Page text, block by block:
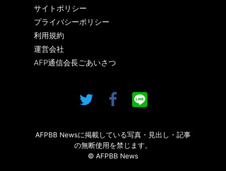
サイトポリシー
プライバシーポリシー
利用規約
運営会社
AFP通信会長ごあいさつ
AFPBB Newsに掲載している写真・見出し・記事
の無断使用を禁じます。
© AFPBB News